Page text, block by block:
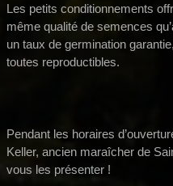
Les petits conditionnements
même qualité de semences
un taux de germination
toutes reproductibles.
Pendant les horaires
Keller, ancien maraîcher de
vous les présenter !